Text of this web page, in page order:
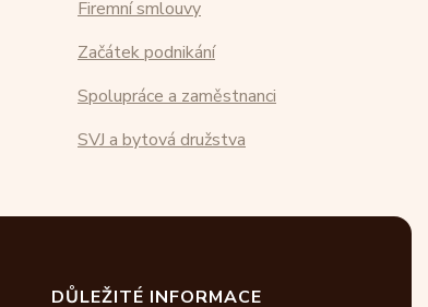
Firemní smlouvy
Začátek podnikání
Spolupráce a zaměstnanci
SVJ a bytová družstva
DŮLEŽITÉ INFORMACE